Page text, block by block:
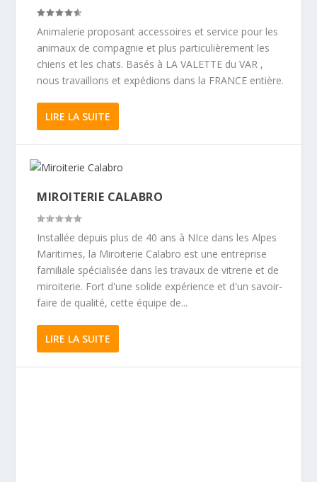
Animalerie proposant accessoires et service pour les
animaux de compagnie et plus particulièrement les
chiens et les chats. Basés à LA VALETTE du VAR ,
nous travaillons et expédions dans la FRANCE entière.
LIRE LA SUITE
MIROITERIE CALABRO
Installée depuis plus de 40 ans à NIce dans les Alpes
Maritimes, la Miroiterie Calabro est une entreprise
familiale spécialisée dans les travaux de vitrerie et de
miroiterie. Fort d'une solide expérience et d'un savoir-
faire de qualité, cette équipe de...
LIRE LA SUITE